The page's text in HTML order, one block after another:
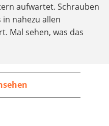
aufwartet. Schrauben
nahezu allen
Mal sehen, was das